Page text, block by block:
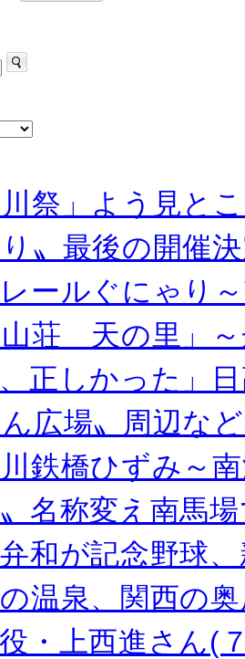
祭」よう見と
〟最後の開催
ールぐにゃり
荘 天の里」～
、正しかった」
ん広場〟周辺な
鉄橋ひずみ～
〟名称変え南馬
和が記念野球
温泉、関西の
・上西進さん(